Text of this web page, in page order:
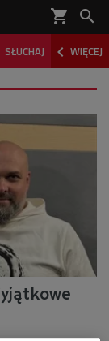
shopping_cart 
SŁUCHAJ  WIĘCEJ
